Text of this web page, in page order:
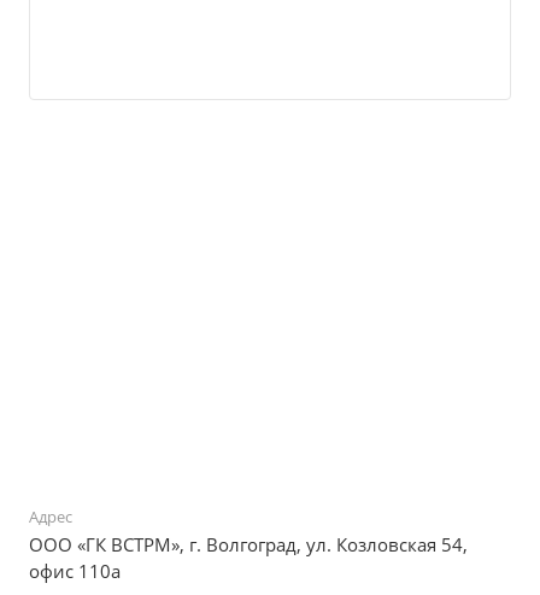
Адрес
ООО «ГК ВСТРМ», г. Волгоград, ул. Козловская 54,
офис 110а